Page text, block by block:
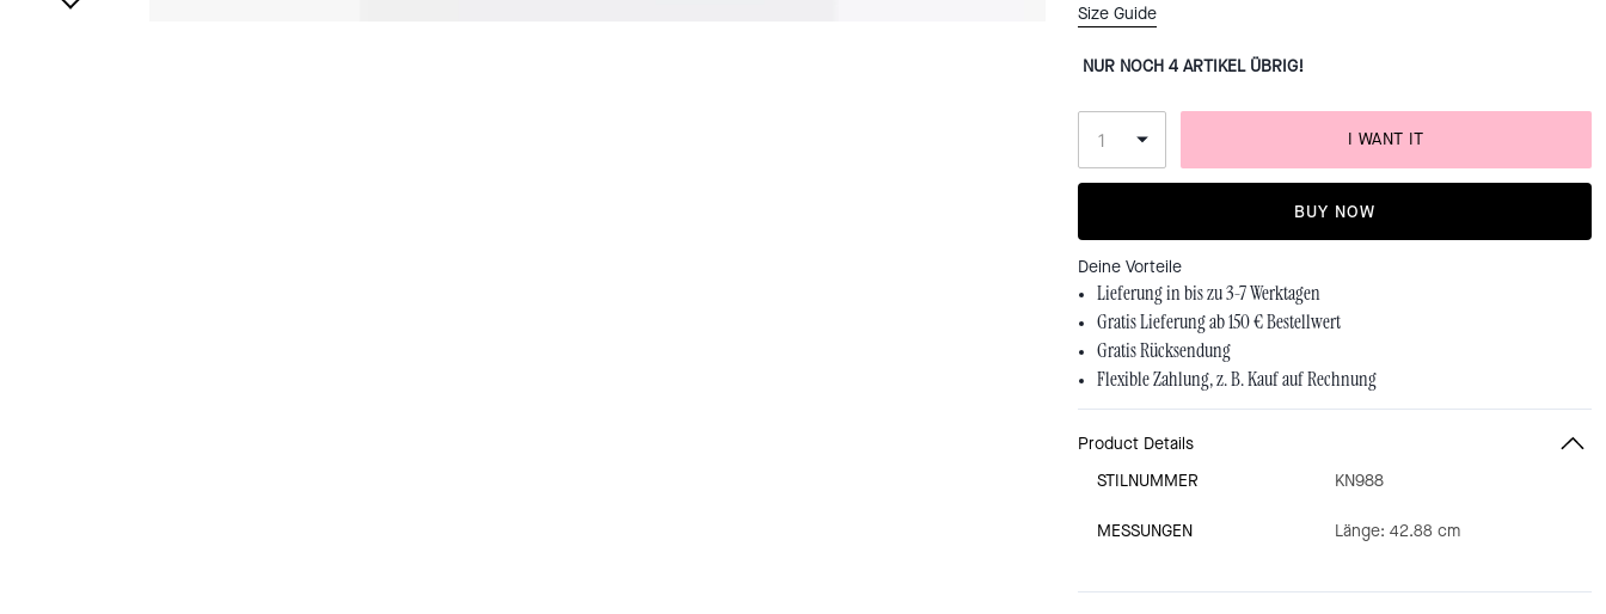
Size Guide
NUR NOCH 4 ARTIKEL ÜBRIG!
I WANT IT
BUY NOW
Deine Vorteile
Lieferung in bis zu 3-7 Werktagen
Gratis Lieferung ab 150 € Bestellwert
Gratis Rücksendung
Flexible Zahlung, z. B. Kauf auf Rechnung
Product Details
STILNUMMER
KN988
MESSUNGEN Länge: 42.88 cm